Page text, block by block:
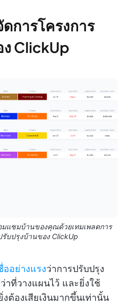
การโครงการ
ClickUp
แซมบ้านของคุณด้วยเทมเพลตการ
รับปรุงบ้านของ ClickUp
ออย่างแรงว่าการปรับปรุง
าที่วางแผนไว้ และยิ่งใช้
ต้องเสียเงินมากขึ้นเท่านั้น